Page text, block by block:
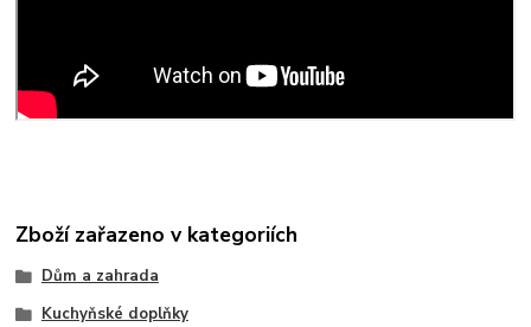
Zboží zařazeno v kategoriích
Dům a zahrada
Kuchyňské doplňky